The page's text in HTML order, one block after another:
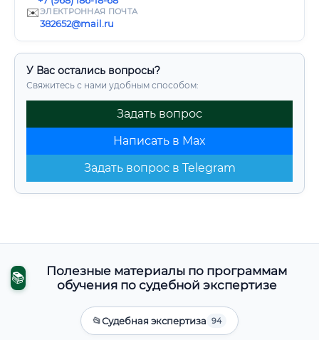
✉️ЭЛЕКТРОННАЯ ПОЧТА
382652@mail.ru
У Вас остались вопросы?
Свяжитесь с нами удобным способом:
Задать вопрос
Написать в Max
Задать вопрос в Telegram
📚
Полезные материалы по программам
обучения по судебной экспертизе
📂Судебная экспертиза 94